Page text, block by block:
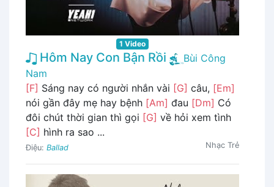
1 Video
Hôm Nay Con Bận Rồi
Bùi Công
Nam
[F] Sáng nay có người nhắn vài [G] câu, [Em]
nói gần đây mẹ hay bệnh [Am] đau [Dm] Có
đôi chút thời gian thì gọi [G] về hỏi xem tình
[C] hình ra sao ...
Điệu: Ballad Nhạc Trẻ